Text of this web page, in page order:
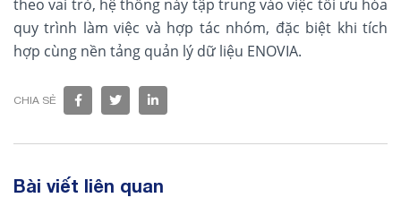
theo vai trò, hệ thống này tập trung vào việc tối ưu hóa
quy trình làm việc và hợp tác nhóm, đặc biệt khi tích
hợp cùng nền tảng quản lý dữ liệu ENOVIA.
CHIA SẺ
Bài viết liên quan